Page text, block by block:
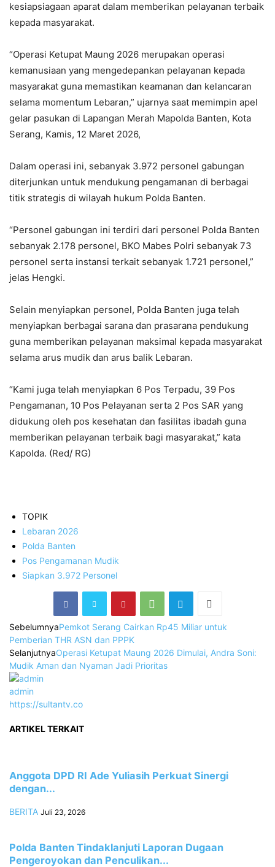
kesiapsiagaan aparat dalam memberikan pelayanan terbaik
kepada masyarakat.
‎“Operasi Ketupat Maung 2026 merupakan operasi
kemanusiaan yang mengedepankan pelayanan kepada
masyarakat guna memastikan keamanan dan kelancaran
selama momentum Lebaran,” ujarnya saat memimpin apel
gelar pasukan di Lapangan Merah Mapolda Banten, Kota
Serang, Kamis, 12 Maret 2026,
‎Dalam operasi ini, sebanyak 3.972 personel gabungan
diterjunkan untuk mendukung pengamanan di berbagai
titik strategis di wilayah hukum Polda Banten.
‎“Personel gabungan ini terdiri dari personel Polda Banten
sebanyak 2.178 personel, BKO Mabes Polri sebanyak 73
personel serta instansi terkait sebanyak 1.721 personel,”
jelas Hengki.
‎Selain menyiapkan personel, Polda Banten juga telah
menyiapkan berbagai sarana dan prasarana pendukung
guna memberikan pelayanan maksimal kepada masyarakat
selama arus mudik dan arus balik Lebaran.
‎“Kami juga telah menyiapkan 6 Pos Terpadu, 39 Pos
Pengamanan, 10 Pos Pelayanan serta 2 Pos SAR yang
didukung oleh pos kesehatan dan fasilitas ibadah guna
memberikan pelayanan terbaik bagi masyarakat,” kata
Kapolda. (Red/ RG)
TOPIK
Lebaran 2026
Polda Banten
Pos Pengamanan Mudik
Siapkan 3.972 Personel
SebelumnyaPemkot Serang Cairkan Rp45 Miliar untuk
Pemberian THR ASN dan PPPK
SelanjutnyaOperasi Ketupat Maung 2026 Dimulai, Andra Soni:
Mudik Aman dan Nyaman Jadi Prioritas
admin
https://sultantv.co
ARTIKEL TERKAIT
Anggota DPD RI Ade Yuliasih Perkuat Sinergi
dengan...
BERITA Juli 23, 2026
Polda Banten Tindaklanjuti Laporan Dugaan
Pengeroyokan dan Penculikan...